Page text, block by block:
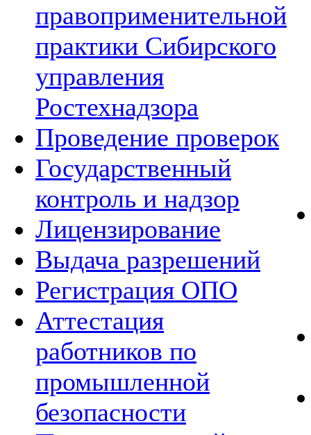
правоприменительной
практики Сибирского
управления
Ростехнадзора
Проведение проверок
Государственный
контроль и надзор
Лицензирование
Выдача разрешений
Регистрация ОПО
Аттестация
работников по
промышленной
безопасности